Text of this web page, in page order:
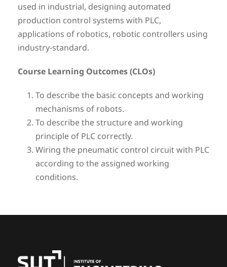
used in industrial, designing automated
production control systems with PLC,
applications of robotics, robotic controllers using
industry-standard.
Course Learning Outcomes (CLOs)
To describe the basic concepts and working
mechanisms of robots.
To describe the structure and working
principle of PLC correctly.
Wiring the pneumatic control circuit with PLC
according to the assigned working
conditions.